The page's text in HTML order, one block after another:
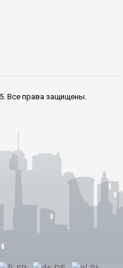
Все права защищены.